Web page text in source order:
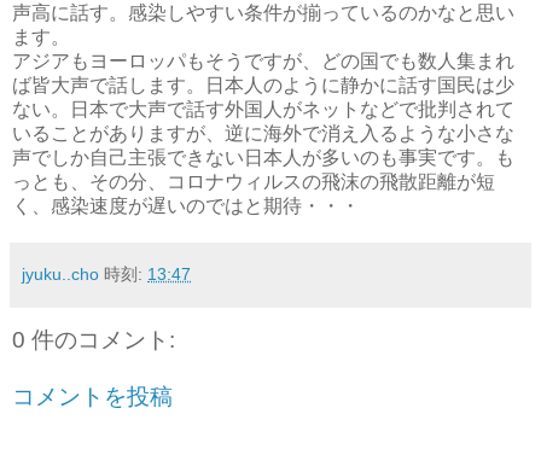
声高に話す。感染しやすい条件が揃っているのかなと思い
ます。
アジアもヨーロッパもそうですが、どの国でも数人集まれ
ば皆大声で話します。日本人のように静かに話す国民は少
ない。日本で大声で話す外国人がネットなどで批判されて
いることがありますが、逆に海外で消え入るような小さな
声でしか自己主張できない日本人が多いのも事実です。も
っとも、その分、コロナウィルスの飛沫の飛散距離が短
く、感染速度が遅いのではと期待・・・
jyuku..cho 時刻: 13:47
0 件のコメント:
コメントを投稿